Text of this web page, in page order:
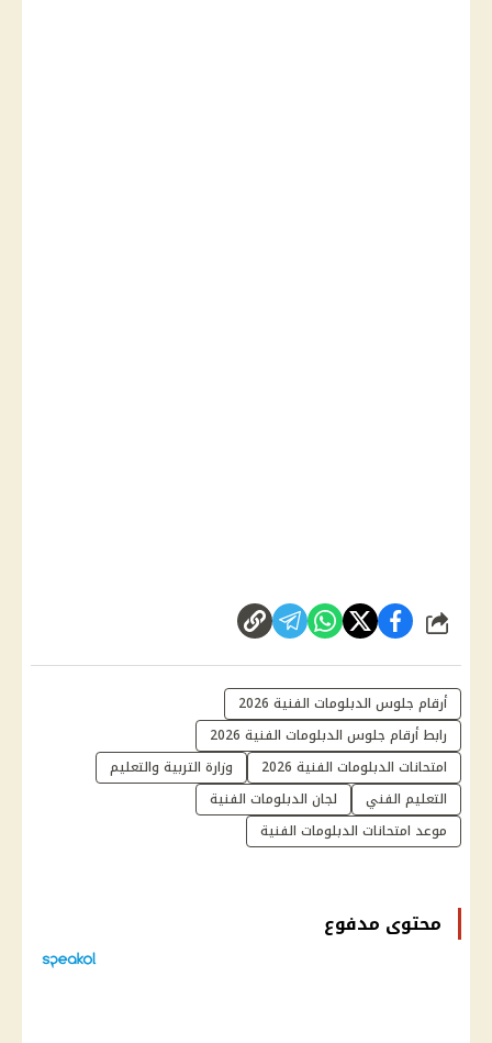
شارك
أرقام جلوس الدبلومات الفنية 2026
رابط أرقام جلوس الدبلومات الفنية 2026
امتحانات الدبلومات الفنية 2026
وزارة التربية والتعليم
التعليم الفني
لجان الدبلومات الفنية
موعد امتحانات الدبلومات الفنية
محتوى مدفوع